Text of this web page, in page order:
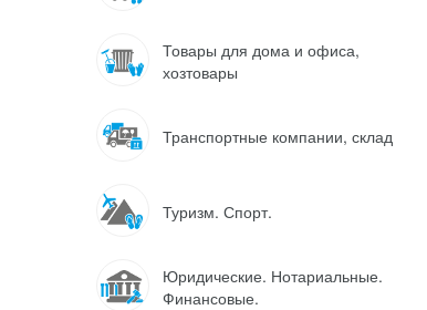
Товары для дома и офиса,
хозтовары
Транспортные компании, склад
Туризм. Спорт.
Юридические. Нотариальные.
Финансовые.